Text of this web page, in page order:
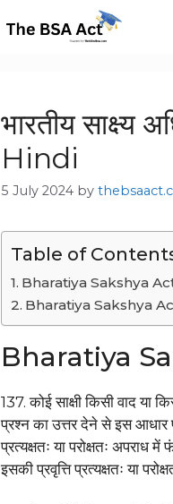
भारतीय
Hindi
5 July 2024 by
Table of
Bharatiya Sakshya
Bharatiya Sakshya
Bharatiya
137. कोई साक्षी किसी वाद या
प्रश्न का उत्तर देने से इस आधार
प्रत्यक्षतः या परोक्षतः अपराध
इसकी प्रवृत्ति प्रत्यक्षतः या